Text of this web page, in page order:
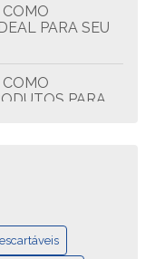
PARA SEU
PARA